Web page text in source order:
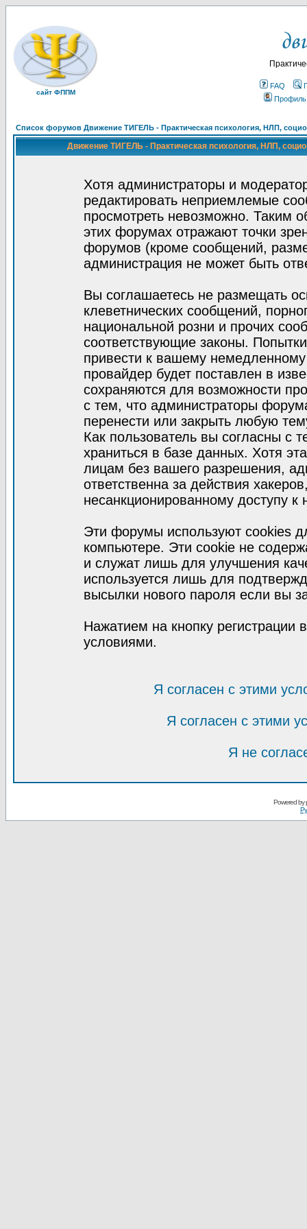
сайт ФППМ
FAQ
Профиль
Список форумов Движение ТИГЕЛЬ - Практическая психология, НЛП,
Движение ТИГЕЛЬ - Практическая психология, НЛП,
Хотя администраторы и
редактировать неприемлемые
просмотреть невозможно. Таким
этих форумах отражают точки
форумов (кроме сообщений,
администрация не может быть
Вы соглашаетесь не размещать
клеветнических сообщений,
национальной розни и прочих
соответствующие законы.
привести к вашему
провайдер будет поставлен в
сохраняются для возможности
с тем, что администраторы
перенести или закрыть любую
Как пользователь вы согласны с
храниться в базе данных. Хотя
лицам без вашего разрешения,
ответственна за действия
несанкционированному доступу к
Эти форумы используют cookies
компьютере. Эти cookie не
и служат лишь для улучшения
используется лишь для
высылки нового пароля если вы
Нажатием на кнопку регистрации
условиями.
Я согласен с этими
Я согласен с этими
Я не
Powered by